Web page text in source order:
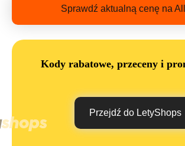
Sprawdź aktualną cenę na
Kody rabatowe, przeceny i
Przejdź do LetyShops